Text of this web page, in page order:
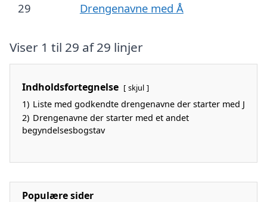
29 Drengenavne med Å
Viser 1 til 29 af 29 linjer
Indholdsfortegnelse skjul
1) Liste med godkendte drengenavne der starter med J
2) Drengenavne der starter med et andet
begyndelsesbogstav
Populære sider